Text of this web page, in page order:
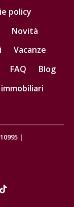
policy
Novità
Vacanze
FAQ
Blog
|